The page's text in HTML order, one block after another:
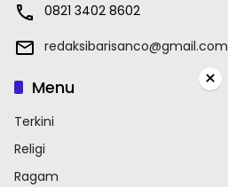
0821 3402 8602
redaksibarisanco@gmail.com
Menu
Terkini
Religi
Ragam
×